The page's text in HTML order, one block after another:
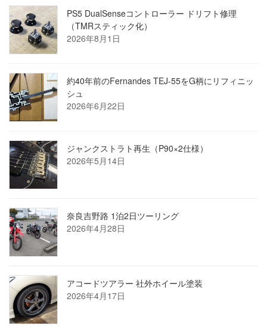
PS5 DualSenseコントローラー ドリフト修理
（TMRスティック化）
2026年8月1日
約40年前のFernandes TEJ-55をG柄にリフィニッ
シュ
2026年6月22日
ジャンクストラト再生（P90×2仕様）
2026年5月14日
奈良吉野路 1泊2日ツーリング
2026年4月28日
アコードツアラー 社外ホイール塗装
2026年4月17日